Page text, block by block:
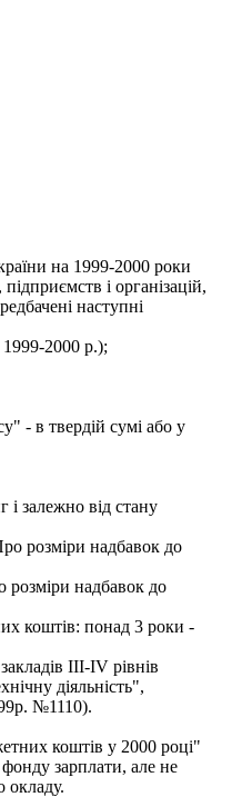
на 1999-2000 роки
і організацій,
наступні
2000 р.);
- в твердій сумі або у
залежно від стану
розміри надбавок до
розміри надбавок до
коштів: понад 3 роки -
III-IV рівнів
діяльність",
№1110).
коштів у 2000 році"
фонду зарплати, але не
окладу.